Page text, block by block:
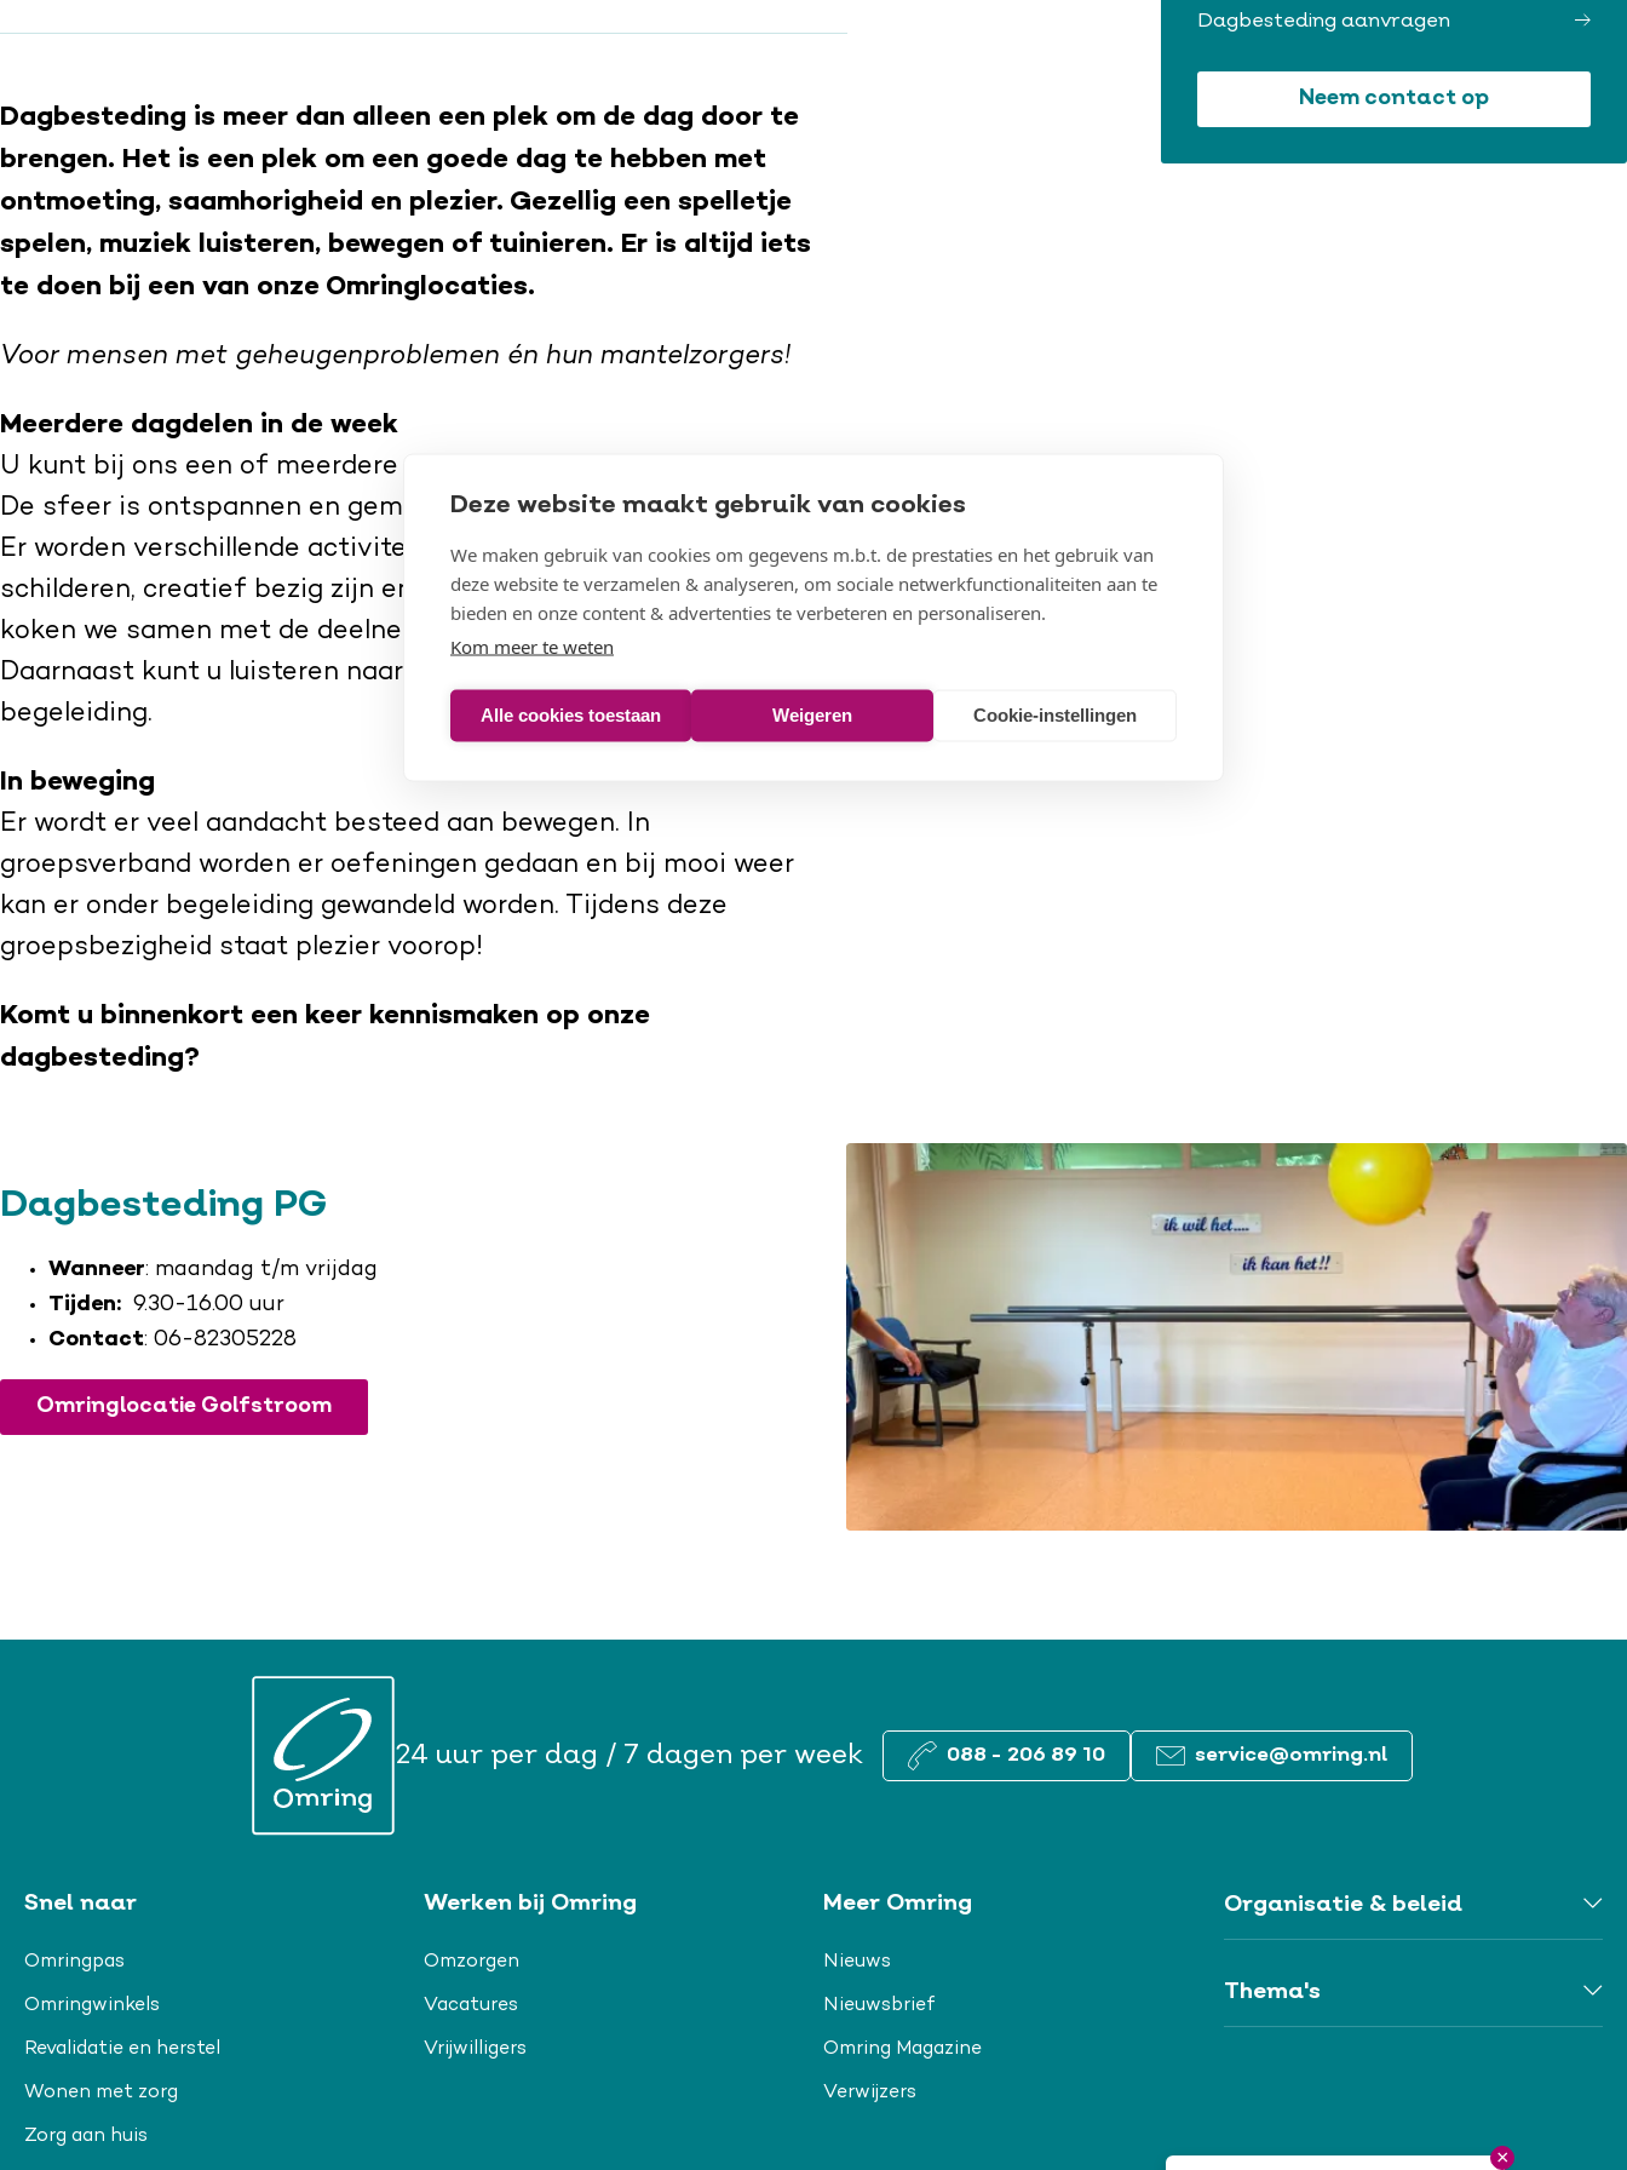
Deze website maakt gebruik van cookies
We maken gebruik van cookies om gegevens m.b.t. de prestaties en het gebruik van
deze website te verzamelen & analyseren, om sociale netwerkfunctionaliteiten aan te
bieden en onze content & advertenties te verbeteren en personaliseren.
Kom meer te weten
Alle cookies toestaan Weigeren Cookie-instellingen
Dagbesteding aanvragen
Neem contact op
Dagbesteding is meer dan alleen een plek om de dag door te
brengen. Het is een plek om een goede dag te hebben met
ontmoeting, saamhorigheid en plezier. Gezellig een spelletje
spelen, muziek luisteren, bewegen of tuinieren. Er is altijd iets
te doen bij een van onze Omringlocaties.
Voor mensen met geheugenproblemen én hun mantelzorgers!
Meerdere dagdelen in de week
U kunt bij ons een of meerdere dagdelen in de week terecht.
De sfeer is ontspannen en gemoedelijk. Niets hoeft, veel kan.
Er worden verschillende activiteiten aangeboden, zoals
schilderen, creatief bezig zijn en spelletjes spelen. Dagelijks
koken we samen met de deelnemers een vers driegangenmenu.
Daarnaast kunt u luisteren naar muziek en zingen onder
begeleiding.
In beweging
Er wordt er veel aandacht besteed aan bewegen. In
groepsverband worden er oefeningen gedaan en bij mooi weer
kan er onder begeleiding gewandeld worden. Tijdens deze
groepsbezigheid staat plezier voorop!
Komt u binnenkort een keer kennismaken op onze
dagbesteding?
Dagbesteding PG
Wanneer: maandag t/m vrijdag
Tijden: 9.30-16.00 uur
Contact: 06-82305228
Omringlocatie Golfstroom
24 uur per dag / 7 dagen per week 088 - 206 89 10 service@omring.nl
Snel naar
Omringpas
Omringwinkels
Revalidatie en herstel
Wonen met zorg
Zorg aan huis
Werken bij Omring
Omzorgen
Vacatures
Vrijwilligers
Meer Omring
Nieuws
Nieuwsbrief
Omring Magazine
Verwijzers
Organisatie & beleid
Thema's
×